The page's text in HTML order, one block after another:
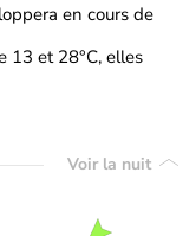
en cours de
13 et 28°C, elles
Voir la nuit